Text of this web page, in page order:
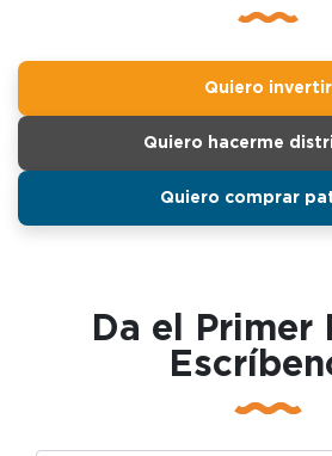
Quiero invertir
Quiero hacerme
Quiero comprar
Da el Primer